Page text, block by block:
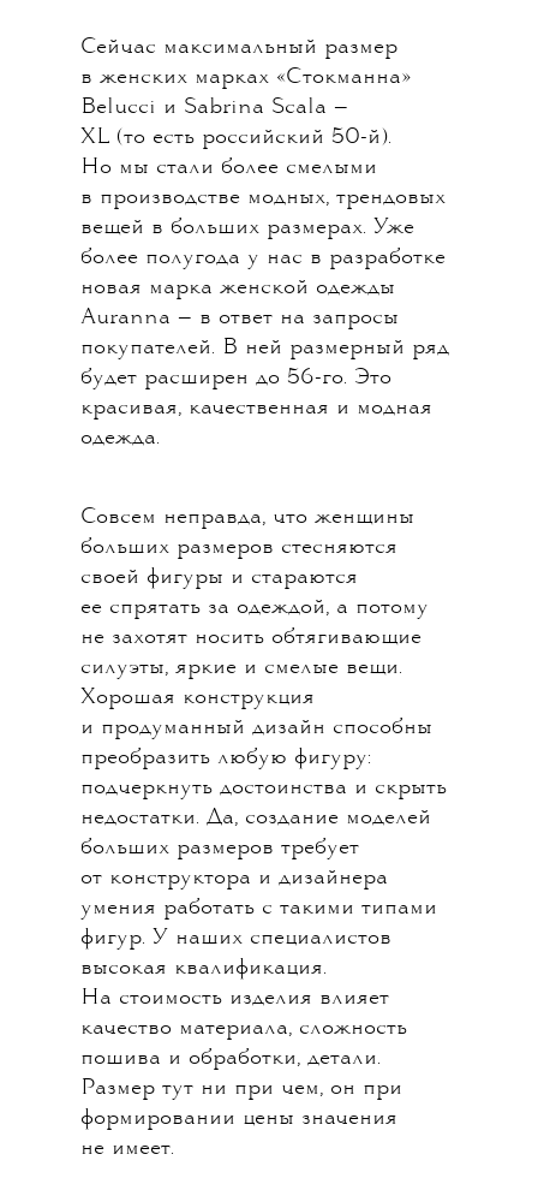
Сейчас максимальный размер
в женских марках «Стокманна»
Belucci и Sabrina Scala —
XL (то есть российский 50-й).
Но мы стали более смелыми
в производстве модных, трендовых
вещей в больших размерах. Уже
более полугода у нас в разработке
новая марка женской одежды
Auranna — в ответ на запросы
покупателей. В ней размерный ряд
будет расширен до 56-го. Это
красивая, качественная и модная
одежда.
Совсем неправда, что женщины
больших размеров стесняются
своей фигуры и стараются
ее спрятать за одеждой, а потому
не захотят носить обтягивающие
силуэты, яркие и смелые вещи.
Хорошая конструкция
и продуманный дизайн способны
преобразить любую фигуру:
подчеркнуть достоинства и скрыть
недостатки. Да, создание моделей
больших размеров требует
от конструктора и дизайнера
умения работать с такими типами
фигур. У наших специалистов
высокая квалификация.
На стоимость изделия влияет
качество материала, сложность
пошива и обработки, детали.
Размер тут ни при чем, он при
формировании цены значения
не имеет.